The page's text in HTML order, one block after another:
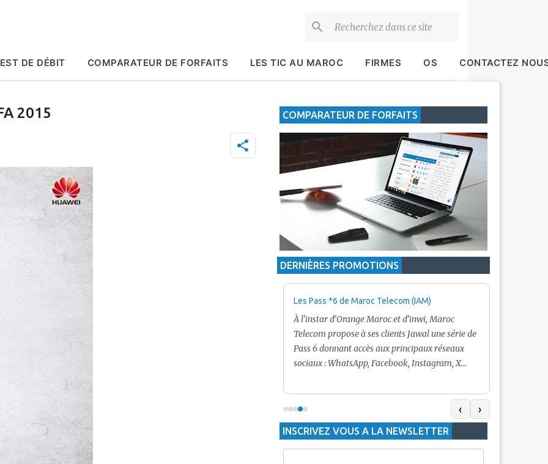
DE DÉBIT COMPARATEUR DE FORFAITS LES TIC AU MAROC FIRMES OS CONTACTEZ
2015 COMPARATEUR DE FORFAITS
DERNIÈRES PROMOTIONS
réseaux sociaux
inwi fait
accès à
Snapchat voire
au
offre
23 mars 2026,
Promotion Orange Maroc: Recharge x25 +
Internet
ladite recharge. La durée de validité du volume
d'internet est de 7 jours alors que celle du solde
Les Pass *6 de Maroc Telecom (IAM)
À l’instar d’Orange Maroc et d’inwi, Maroc
Telecom propose à ses clients Jawal une série de
Pass 6 donnant accès aux principaux réseaux
sociaux : WhatsApp, Facebook, Instagram, X
5 Dh inclut 100 Mo, le Pass 10 Dh offre 400 Mo,
tandis que les formules à 20 Dh et 30 Dh
proposent respectivement 1 Go et 2 Go. Les
durées de validité sont de 3 jours pour
‹ ›
INSCRIVEZ VOUS A LA NEWSLETTER